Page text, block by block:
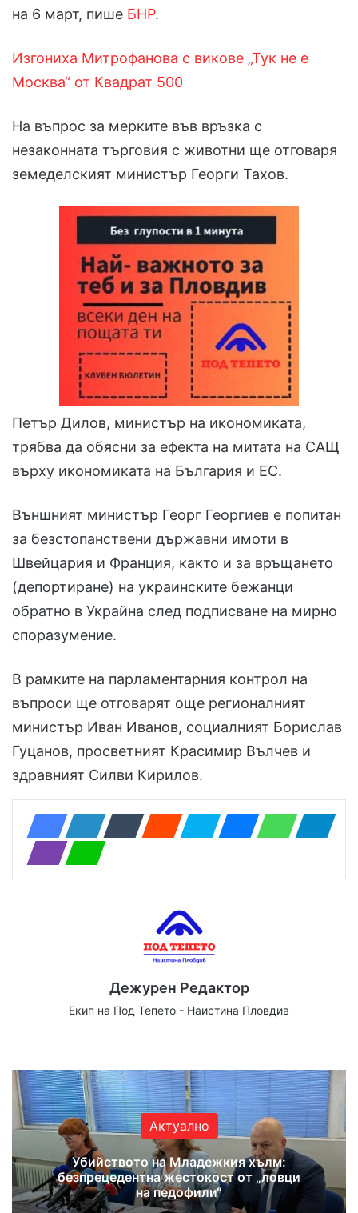
на 6 март, пише БНР.
Изгониха Митрофанова с викове „Тук не е
Москва“ от Квадрат 500
На въпрос за мерките във връзка с
незаконната търговия с животни ще отговаря
земеделският министър Георги Тахов.
Петър Дилов, министър на икономиката,
трябва да обясни за ефекта на митата на САЩ
върху икономиката на България и ЕС.
Външният министър Георг Георгиев е попитан
за безстопанствени държавни имоти в
Швейцария и Франция, както и за връщането
(депортиране) на украинските бежанци
обратно в Украйна след подписване на мирно
споразумение.
В рамките на парламентарния контрол на
въпроси ще отговарят още регионалният
министър Иван Иванов, социалният Борислав
Гуцанов, просветният Красимир Вълчев и
здравният Силви Кирилов.
Дежурен Редактор
Екип на Под Тепето - Наистина Пловдив
Актуално
Убийството на Младежкия хълм:
безпрецедентна жестокост от „ловци
на педофили“